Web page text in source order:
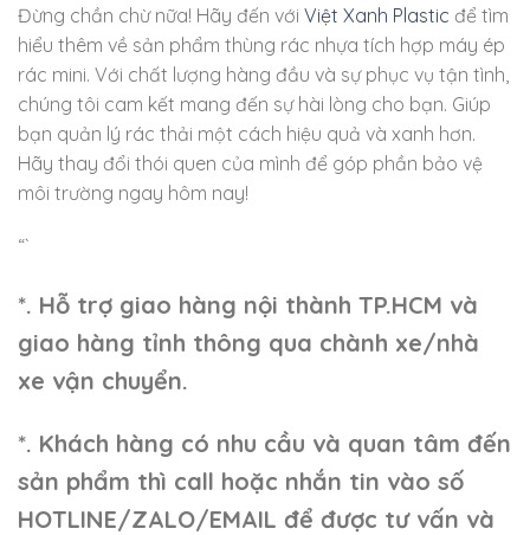
Đừng chần chừ nữa! Hãy đến với Việt Xanh Plastic để tìm
hiểu thêm về sản phẩm thùng rác nhựa tích hợp máy ép
rác mini. Với chất lượng hàng đầu và sự phục vụ tận tình,
chúng tôi cam kết mang đến sự hài lòng cho bạn. Giúp
bạn quản lý rác thải một cách hiệu quả và xanh hơn.
Hãy thay đổi thói quen của mình để góp phần bảo vệ
môi trường ngay hôm nay!
“`
*. Hỗ trợ giao hàng nội thành TP.HCM và
giao hàng tỉnh thông qua chành xe/nhà
xe vận chuyển.
*. Khách hàng có nhu cầu và quan tâm đến
sản phẩm thì call hoặc nhắn tin vào số
HOTLINE/ZALO/EMAIL để được tư vấn và